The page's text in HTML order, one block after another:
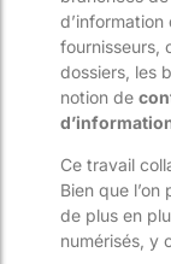
fournisseurs,
dossiers, les
notion de
Ce travail
Bien que
de plus en
numérisés, y